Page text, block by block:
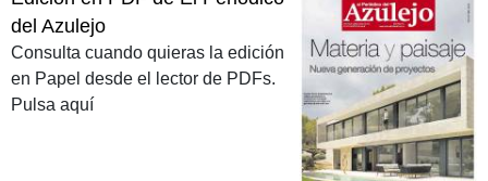
del Azulejo
Consulta cuando quieras la edición
en Papel desde el lector de PDFs.
Pulsa aquí